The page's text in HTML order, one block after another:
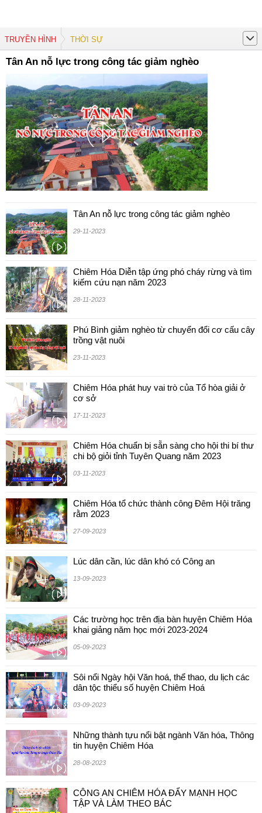
TRUYỀN HÌNH THỜI SỰ
Tân An nỗ lực trong công tác giảm nghèo
Tân An nỗ lực trong công tác giảm nghèo
29-11-2023
Chiêm Hóa Diễn tập ứng phó cháy rừng và tìm
kiếm cứu nạn năm 2023
28-11-2023
Phú Bình giảm nghèo từ chuyển đổi cơ cấu cây
trồng vật nuôi
23-11-2023
Chiêm Hóa phát huy vai trò của Tổ hòa giải ở
cơ sở
17-11-2023
Chiêm Hóa chuẩn bị sẵn sàng cho hội thi bí thư
chi bộ giỏi tỉnh Tuyên Quang năm 2023
03-11-2023
Chiêm Hóa tổ chức thành công Đêm Hội trăng
rằm 2023
27-09-2023
Lúc dân cần, lúc dân khó có Công an
13-09-2023
Các trường học trên địa bàn huyện Chiêm Hóa
khai giảng năm học mới 2023-2024
05-09-2023
Sôi nổi Ngày hội Văn hoá, thể thao, du lịch các
dân tộc thiểu số huyện Chiêm Hoá
03-09-2023
Những thành tựu nổi bật ngành Văn hóa, Thông
tin huyện Chiêm Hóa
28-08-2023
CÔNG AN CHIÊM HÓA ĐẨY MẠNH HỌC
TẬP VÀ LÀM THEO BÁC